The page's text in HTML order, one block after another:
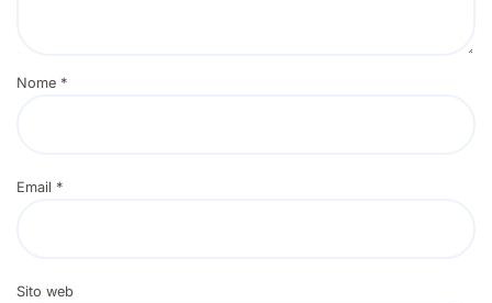
Nome *
Email *
Sito web